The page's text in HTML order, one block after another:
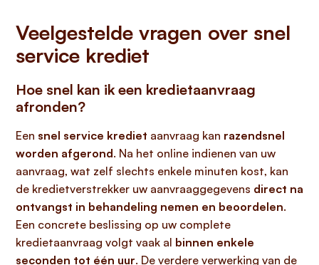
Veelgestelde vragen over snel
service krediet
Hoe snel kan ik een kredietaanvraag
afronden?
Een snel service krediet aanvraag kan razendsnel
worden afgerond. Na het online indienen van uw
aanvraag, wat zelf slechts enkele minuten kost, kan
de kredietverstrekker uw aanvraaggegevens direct na
ontvangst in behandeling nemen en beoordelen.
Een concrete beslissing op uw complete
kredietaanvraag volgt vaak al binnen enkele
seconden tot één uur. De verdere verwerking van de